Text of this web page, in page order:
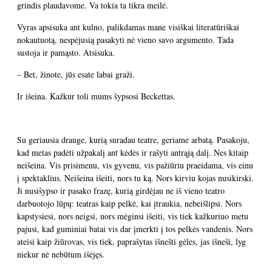
grindis plaudavome. Va tokia ta tikra meilė.
Vyras apsisuka ant kulno, palikdamas mane visiškai literatūriškai
nokautuotą, nespėjusią pasakyti nė vieno savo argumento. Tada
sustoja ir pamąsto. Atsisuka.
– Bet, žinote, jūs esate labai graži.
Ir išeina. Kažkur toli mums šypsosi Beckettas.
Su geriausia drauge, kurią suradau teatre, geriame arbatą. Pasakoju,
kad metas padėti užpakalį ant kėdės ir rašyti antrąją dalį. Nes kitaip
neišeina. Vis prisimenu, vis gyvenu, vis pažiūriu praeidama, vis einu
į spektaklius. Neišeina išeiti, nors tu ką. Nors kirviu kojas nusikirski.
Ji nusišypso ir pasako frazę, kurią girdėjau ne iš vieno teatro
darbuotojo lūpų: teatras kaip pelkė, kai įtraukia, nebeišlipsi. Nors
kapstysiesi, nors neigsi, nors mėginsi išeiti, vis tiek kažkuriuo metu
pajusi, kad guminiai batai vis dar įmerkti į tos pelkės vandenis. Nors
ateisi kaip žiūrovas, vis tiek, paprašytas išnešti gėles, jas išneši, lyg
niekur nė nebūtum išėjęs.